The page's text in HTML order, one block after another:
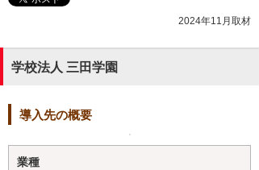
2024年11月取材
学校法人 三田学園
導入先の概要
業種